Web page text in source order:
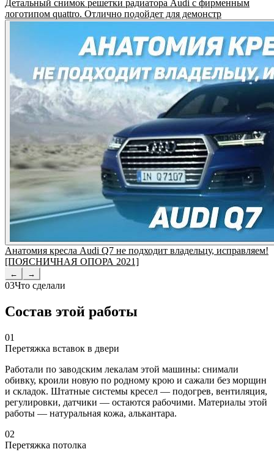
Детальный снимок решетки радиатора Audi с фирменным
логотипом quattro. Отлично подойдет для демонстр
Анатомия кресла Audi Q7 не подходит владельцу, исправляем!
[ПОЯСНИЧНАЯ ОПОРА 2021]
← →
03Что сделали
Состав этой работы
01
Перетяжка вставок в двери
Работали по заводским лекалам этой машины: снимали
обивку, кроили новую по родному крою и сажали без морщин
и складок. Штатные системы кресел — подогрев, вентиляция,
регулировки, датчики — остаются рабочими. Материалы этой
работы — натуральная кожа, алькантара.
02
Перетяжка потолка